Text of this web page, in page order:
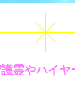
霊やハイヤ